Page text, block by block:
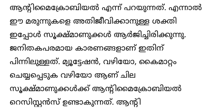
ആന്റിമൈക്രോബിയൽ എന്ന് പറയുന്നത്. എന്നാൽ
ഈ മരുന്നുകളെ അതിജീവിക്കാനുള്ള ശക്തി
ഇപ്പോൾ സൂക്ഷ്മാണുക്കൾ ആർജിച്ചിരിക്കുന്നു.
ജനിതകപരമായ കാരണങ്ങളാണ് ഇതിന്
പിന്നിലുള്ളത്. മ്യൂട്ടേഷൻ, വഴിയോ, കൈമാറ്റം
ചെയ്യപ്പെടുക വഴിയോ ആണ് ചില
സൂക്ഷ്മാണുക്കൾക്ക് ആന്റിമൈക്രോബിയൽ
റെസിസ്റ്റൻസ് ഉണ്ടാകുന്നത്. ആന്റി